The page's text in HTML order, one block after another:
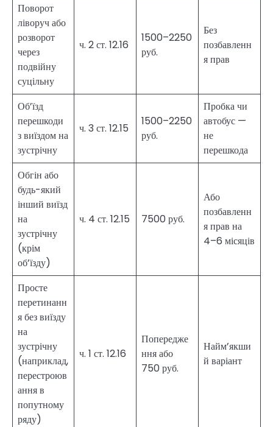
Поворот
ліворуч або
розворот
через
подвійну
суцільну
ч. 2 ст. 12.16
1500–2250
руб.
Без
позбавленн
я прав
Об’їзд
перешкоди
з виїздом на
зустрічну
ч. 3 ст. 12.15
1500–2250
руб.
Пробка чи
автобус —
не
перешкода
Обгін або
будь-який
інший виїзд
на
зустрічну
(крім
об’їзду)
ч. 4 ст. 12.15 7500 руб.
Або
позбавленн
я прав на
4–6 місяців
Просте
перетинанн
я без виїзду
на
зустрічну
(наприклад,
перестроюв
ання в
попутному
ряду)
ч. 1 ст. 12.16
Попередже
ння або
750 руб.
Найм’якши
й варіант